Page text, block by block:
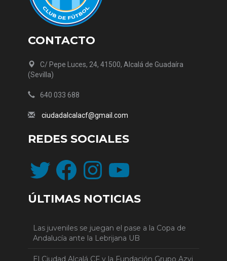
CONTACTO
C/ Pepe Luces, 24, 41500, Alcalá de Guadaíra
(Sevilla)
640 033 688
ciudadalcalacf@gmail.com
REDES SOCIALES
Twitter FacebookInstagramYouTube
ÚLTIMAS NOTICIAS
Las juveniles se juegan el pase a la Copa de
Andalucía ante la Lebrijana UB
El Ciudad Alcalá CF y la Fundación Grupo Azvi